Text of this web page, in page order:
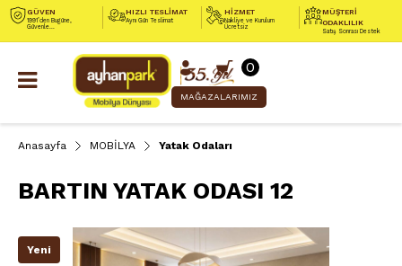
GÜVEN
1991’den Bugüne,
Güvenle...
HIZLI TESLİMAT
Aynı Gün Teslimat
HİZMET
Nakliye ve Kurulum
Ücretsiz
MÜŞTERİ
ODAKLILIK
Satış Sonrası Destek
0
MAĞAZALARIMIZ
Anasayfa MOBİLYA Yatak Odaları
BARTIN YATAK ODASI 12
Yeni